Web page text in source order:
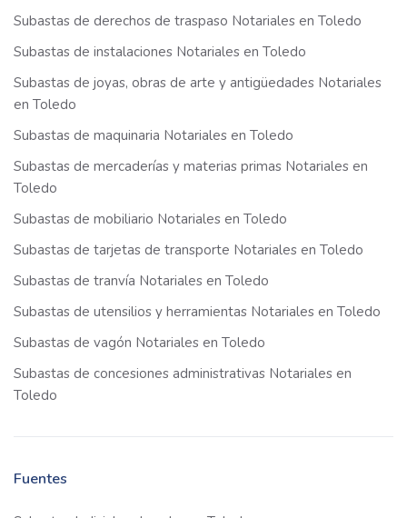
Subastas de derechos de traspaso Notariales en Toledo
Subastas de instalaciones Notariales en Toledo
Subastas de joyas, obras de arte y antigüedades Notariales
en Toledo
Subastas de maquinaria Notariales en Toledo
Subastas de mercaderías y materias primas Notariales en
Toledo
Subastas de mobiliario Notariales en Toledo
Subastas de tarjetas de transporte Notariales en Toledo
Subastas de tranvía Notariales en Toledo
Subastas de utensilios y herramientas Notariales en Toledo
Subastas de vagón Notariales en Toledo
Subastas de concesiones administrativas Notariales en
Toledo
Fuentes